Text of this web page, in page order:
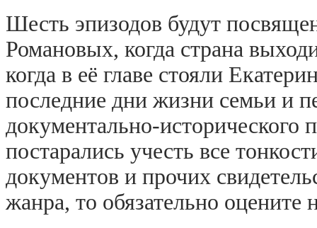
Шесть эпизодов будут
Романовых, когда страна
когда в её главе стояли
последние дни жизни семьи и
документально-исторического
постарались учесть все
документов и прочих
жанра, то обязательно